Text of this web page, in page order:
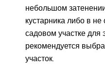
небольшом
кустарника либо в
садовом участке для
рекомендуется
участок.